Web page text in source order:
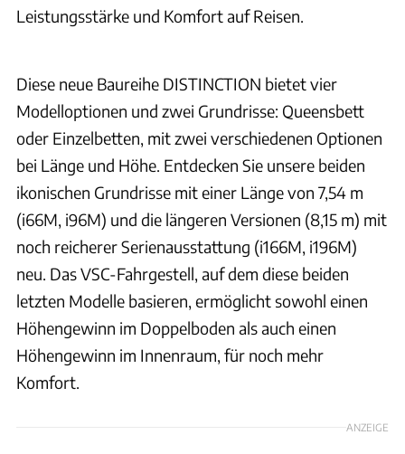
Leistungsstärke und Komfort auf Reisen.
Diese neue Baureihe DISTINCTION bietet vier
Modelloptionen und zwei Grundrisse: Queensbett
oder Einzelbetten, mit zwei verschiedenen Optionen
bei Länge und Höhe. Entdecken Sie unsere beiden
ikonischen Grundrisse mit einer Länge von 7,54 m
(i66M, i96M) und die längeren Versionen (8,15 m) mit
noch reicherer Serienausstattung (i166M, i196M)
neu. Das VSC-Fahrgestell, auf dem diese beiden
letzten Modelle basieren, ermöglicht sowohl einen
Höhengewinn im Doppelboden als auch einen
Höhengewinn im Innenraum, für noch mehr
Komfort.
ANZEIGE